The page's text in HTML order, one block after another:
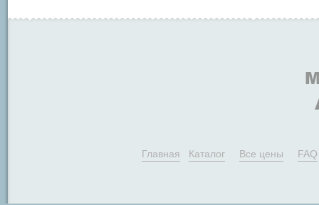
Главная Каталог Все цены FAQ